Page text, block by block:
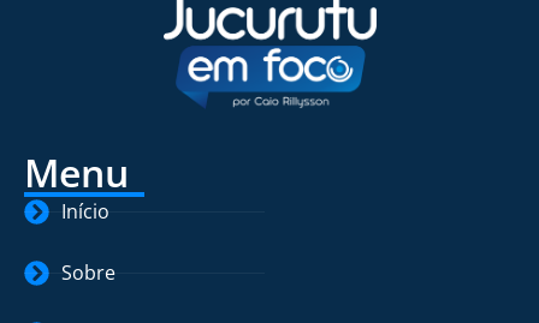
Menu
Início
Sobre